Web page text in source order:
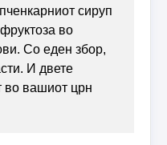
сируп
во
Со еден збор,
И двете
во вашиот црн